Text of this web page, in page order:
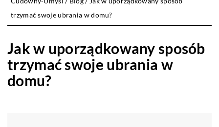
trzymać swoje ubrania w domu?
Jak w uporządkowany sposób
trzymać swoje ubrania w
domu?